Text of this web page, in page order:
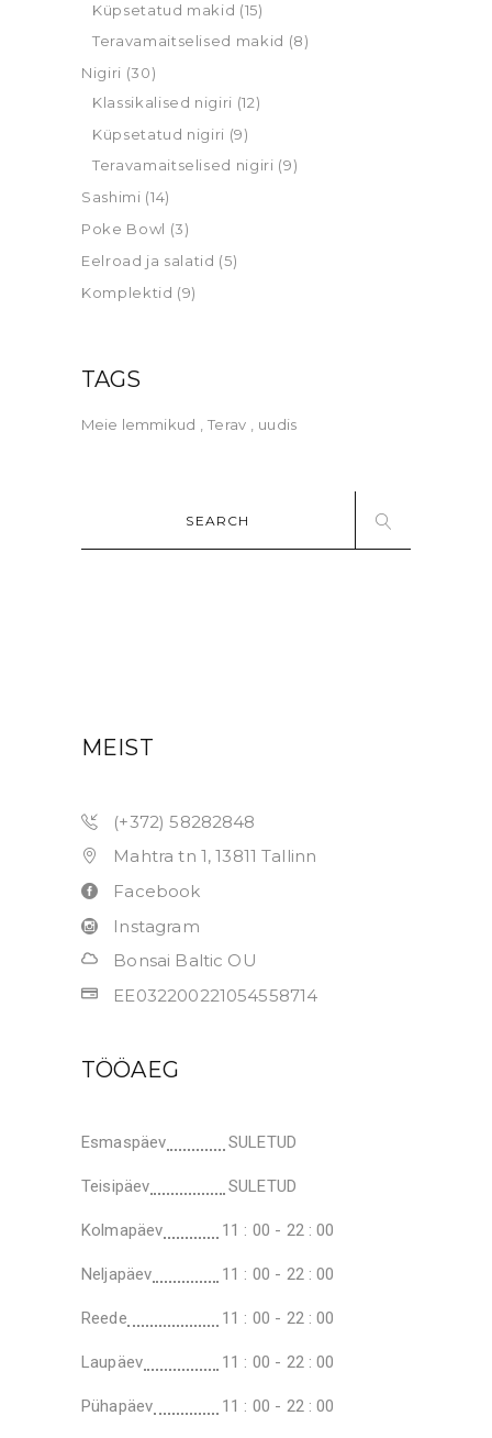
Küpsetatud makid (15)
Teravamaitselised makid (8)
Nigiri (30)
Klassikalised nigiri (12)
Küpsetatud nigiri (9)
Teravamaitselised nigiri (9)
Sashimi (14)
Poke Bowl (3)
Eelroad ja salatid (5)
Komplektid (9)
TAGS
Meie lemmikud Terav uudis
MEIST
(+372) 58282848
Mahtra tn 1, 13811 Tallinn
Facebook
Instagram
Bonsai Baltic OU
EE032200221054558714
TÖÖAEG
Esmaspäev SULETUD
Teisipäev SULETUD
Kolmapäev 11 : 00 - 22 : 00
Neljapäev 11 : 00 - 22 : 00
Reede 11 : 00 - 22 : 00
Laupäev 11 : 00 - 22 : 00
Pühapäev 11 : 00 - 22 : 00